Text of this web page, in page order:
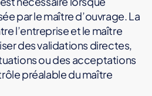
par le maître d’ouvrage. La
l’entreprise et le maître
des validations directes,
ou des acceptations
préalable du maître